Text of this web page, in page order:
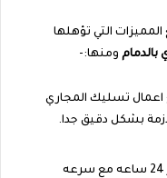
التي تؤهلها
ومنها:-
اعمال تسليك المجاري
بشكل دقيق جدا.
لدينا فريق للرد على العملاء على مدار 24 ساعه مع سرعه